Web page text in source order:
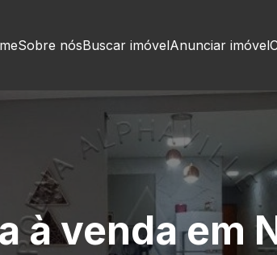
Sobre nósBuscar imóvelAnunciar imóvel
à venda em